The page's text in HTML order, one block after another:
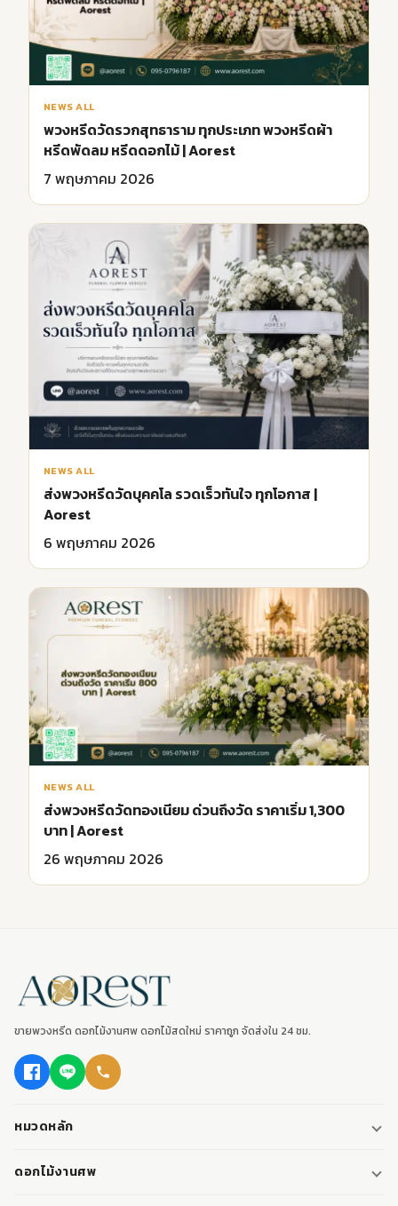
NEWS ALL
พวงหรีดวัดรวกสุทธาราม ทุกประเภท พวงหรีดผ้า
หรีดพัดลม หรีดดอกไม้ | Aorest
7 พฤษภาคม 2026
NEWS ALL
ส่งพวงหรีดวัดบุคคโล รวดเร็วทันใจ ทุกโอกาส |
Aorest
6 พฤษภาคม 2026
NEWS ALL
ส่งพวงหรีดวัดทองเนียม ด่วนถึงวัด ราคาเริ่ม 1,300
บาท | Aorest
26 พฤษภาคม 2026
ขายพวงหรีด ดอกไม้งานศพ ดอกไม้สดใหม่ ราคาถูก จัดส่งใน 24 ชม.
หมวดหลัก
พวงหรีด
ดอกไม้งานศพ